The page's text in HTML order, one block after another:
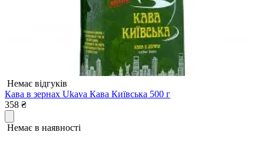
Немає відгуків
Кава в зернах Ukava Кава Київська 500 г
358 ₴
Немає в наявності